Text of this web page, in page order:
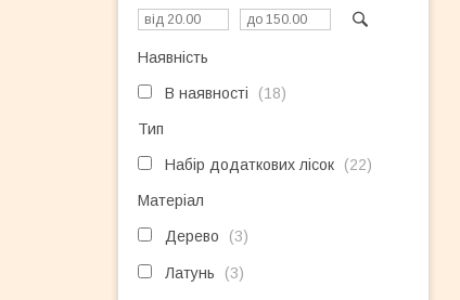
Наявність
В наявності 18
Тип
Набір додаткових лісок 22
Матеріал
Дерево 3
Латунь 3